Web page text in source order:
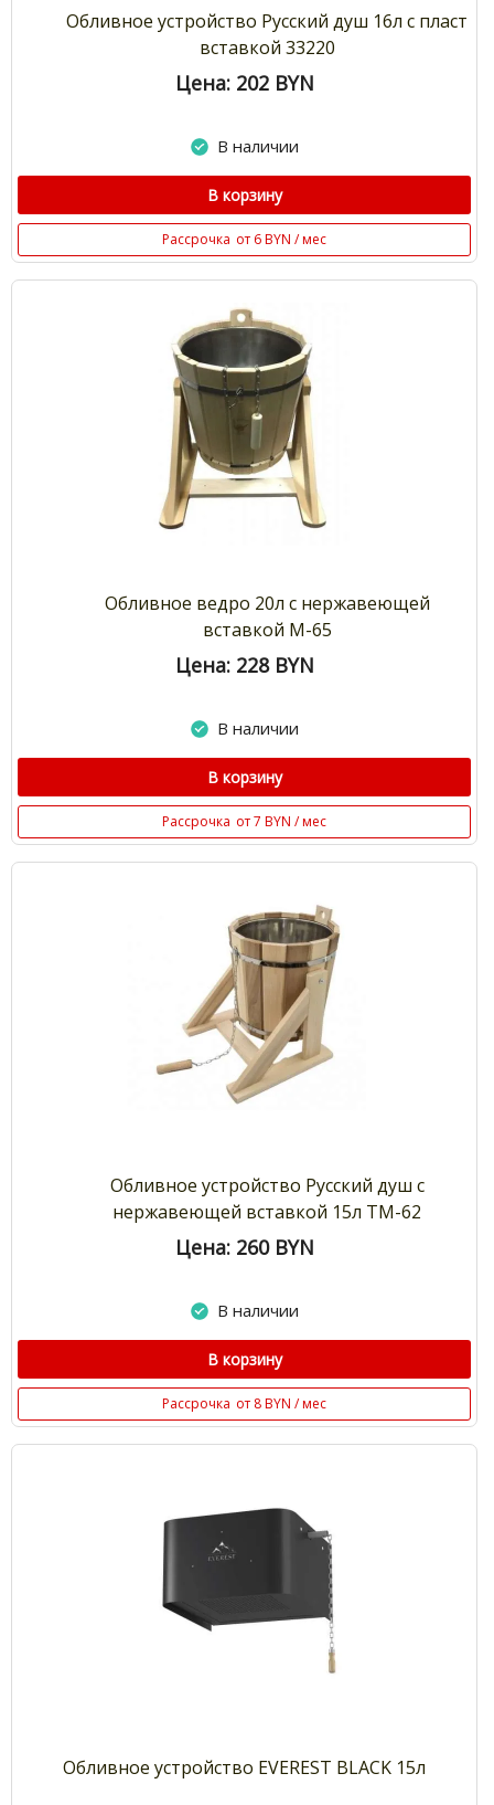
Обливное устройство Русский душ 16л с пласт
вставкой 33220
Цена: 202 BYN
В наличии
В корзину
Рассрочка от 6 BYN / мес
Обливное ведро 20л с нержавеющей
вставкой М-65
Цена: 228 BYN
В наличии
В корзину
Рассрочка от 7 BYN / мес
Обливное устройство Русский душ с
нержавеющей вставкой 15л ТМ-62
Цена: 260 BYN
В наличии
В корзину
Рассрочка от 8 BYN / мес
Обливное устройство EVEREST BLACK 15л